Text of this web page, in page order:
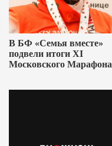
В БФ «Семья вместе»
подвели итоги XI
Московского Марафона